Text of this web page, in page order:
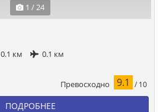
1 / 24
0.1 км 0.1 км
Превосходно 9.1 / 10
ПОДРОБНЕЕ